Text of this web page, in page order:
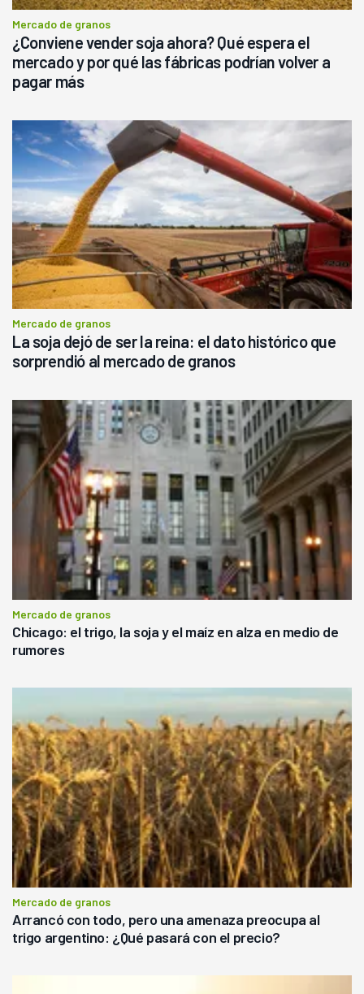
Mercado de granos
¿Conviene vender soja ahora? Qué espera el
mercado y por qué las fábricas podrían volver a
pagar más
Mercado de granos
La soja dejó de ser la reina: el dato histórico que
sorprendió al mercado de granos
Mercado de granos
Chicago: el trigo, la soja y el maíz en alza en medio de
rumores
Mercado de granos
Arrancó con todo, pero una amenaza preocupa al
trigo argentino: ¿Qué pasará con el precio?